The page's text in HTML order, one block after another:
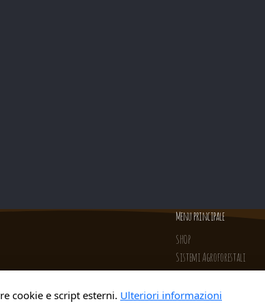
Menu principale
SHOP
Sistemi Agroforestali
Giardini Sensoriali
Aceti
cookie e script esterni. Ulteriori informazioni